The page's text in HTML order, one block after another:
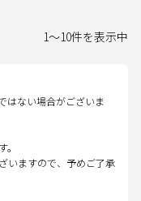
1～10件を表示中
はない場合がございま
いますので、予めご了承